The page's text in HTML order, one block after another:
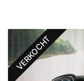
VERKOCHT